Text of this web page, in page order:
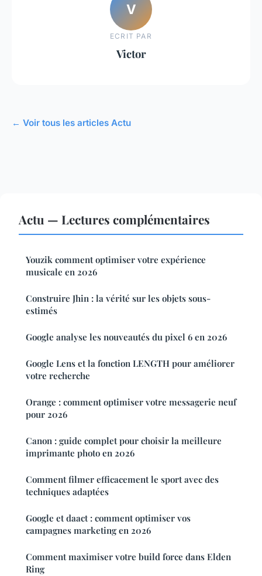
V
ECRIT PAR
Victor
← Voir tous les articles Actu
Actu — Lectures complémentaires
Youzik comment optimiser votre expérience
musicale en 2026
Construire Jhin : la vérité sur les objets sous-
estimés
Google analyse les nouveautés du pixel 6 en 2026
Google Lens et la fonction LENGTH pour améliorer
votre recherche
Orange : comment optimiser votre messagerie neuf
pour 2026
Canon : guide complet pour choisir la meilleure
imprimante photo en 2026
Comment filmer efficacement le sport avec des
techniques adaptées
Google et daact : comment optimiser vos
campagnes marketing en 2026
Comment maximiser votre build force dans Elden
Ring